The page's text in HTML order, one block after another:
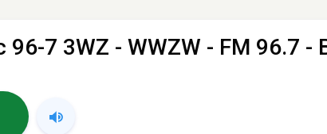
96-7 3WZ - WWZW - FM 96.7 -